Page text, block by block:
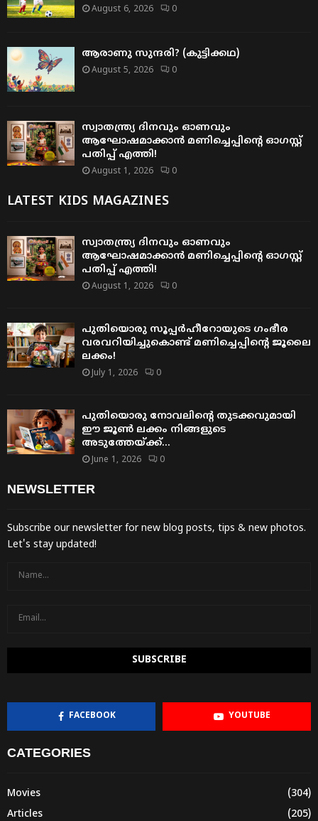
August 6, 2026 0
ആരാണു സുന്ദരി? (കുട്ടിക്കഥ)
August 5, 2026 0
സ്വാതന്ത്ര്യ ദിനവും ഓണവും
ആഘോഷമാക്കാൻ മണിച്ചെപ്പിന്റെ ഓഗസ്റ്റ്
പതിപ്പ് എത്തി!
August 1, 2026 0
LATEST KIDS MAGAZINES
സ്വാതന്ത്ര്യ ദിനവും ഓണവും
ആഘോഷമാക്കാൻ മണിച്ചെപ്പിന്റെ ഓഗസ്റ്റ്
പതിപ്പ് എത്തി!
August 1, 2026 0
പുതിയൊരു സൂപ്പർഹീറോയുടെ ഗംഭീര
വരവറിയിച്ചുകൊണ്ട് മണിച്ചെപ്പിന്റെ ജൂലൈ
ലക്കം!
July 1, 2026 0
പുതിയൊരു നോവലിന്റെ തുടക്കവുമായി
ഈ ജൂൺ ലക്കം നിങ്ങളുടെ
അടുത്തേയ്ക്ക്…
June 1, 2026 0
NEWSLETTER
Subscribe our newsletter for new blog posts, tips & new photos.
Let's stay updated!
FACEBOOK YOUTUBE
CATEGORIES
Movies
(304)
Articles
(205)